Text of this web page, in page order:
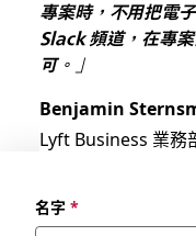
專案時，不用把電
Slack 頻道，在專
可。」
Benjamin
Lyft Business 業務
名字*